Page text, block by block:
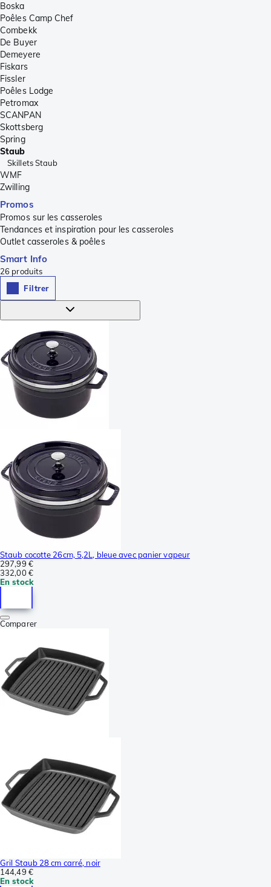
Boska
Poêles Camp Chef
Combekk
De Buyer
Demeyere
Fiskars
Fissler
Poêles Lodge
Petromax
SCANPAN
Skottsberg
Spring
Staub
Skillets Staub
WMF
Zwilling
Promos
Promos sur les casseroles
Tendances et inspiration pour les casseroles
Outlet casseroles & poêles
Smart Info
26 produits
Filtrer
Staub cocotte 26cm, 5,2L, bleue avec panier vapeur
297,99 €
332,00 €
En stock
Comparer
Gril Staub 28 cm carré, noir
144,49 €
En stock